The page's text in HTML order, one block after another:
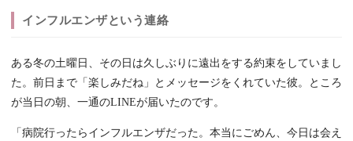
インフルエンザという連絡
ある冬の土曜日、その日は久しぶりに遠出をする約束をしていまし
た。前日まで「楽しみだね」とメッセージをくれていた彼。ところ
が当日の朝、一通のLINEが届いたのです。
「病院行ったらインフルエンザだった。本当にごめん、今日は会え